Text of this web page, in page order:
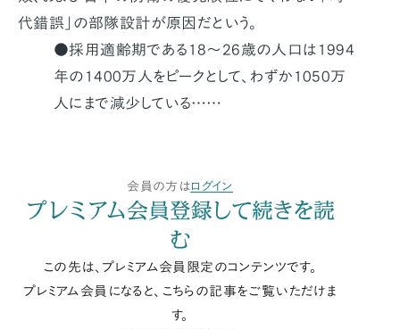
代錯誤」の部隊設計が原因だという。
●採用適齢期である18～26歳の人口は1994
年の1400万人をピークとして、わずか1050万
人にまで減少している……
会員の方はログイン
プレミアム会員登録して続きを読
む
この先は、プレミアム会員限定のコンテンツです。
プレミアム会員になると、こちらの記事をご覧いただけま
す。